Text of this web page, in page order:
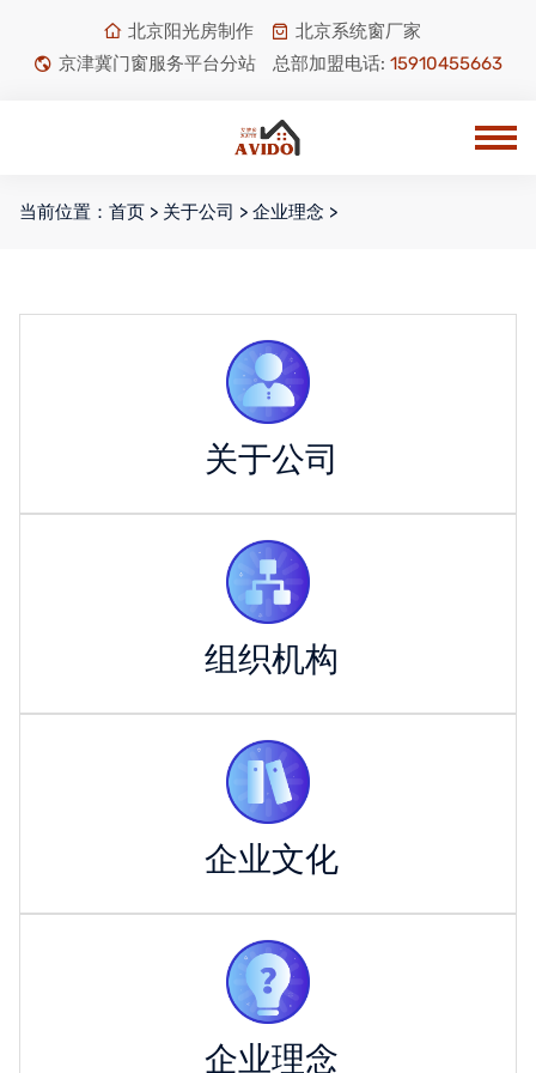
北京阳光房制作
北京系统窗厂家
京津冀门窗服务平台分站
总部加盟电话: 15910455663
当前位置： 首页 > 关于公司 > 企业理念 >
关于公司
组织机构
企业文化
企业理念